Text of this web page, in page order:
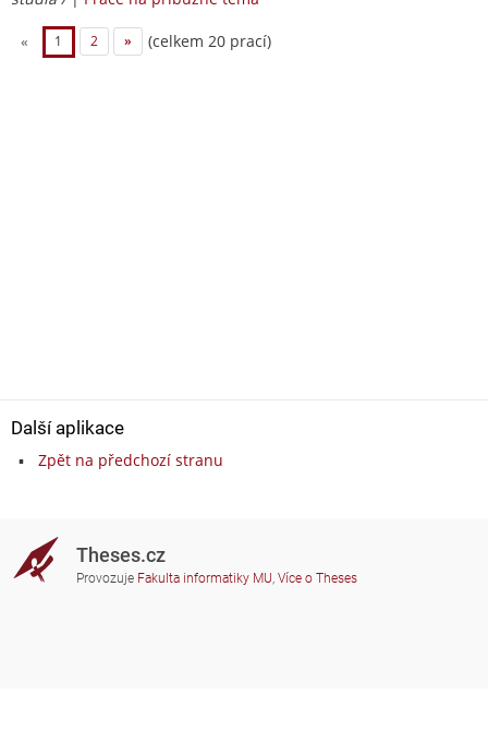
« 1 2 » (celkem 20 prací)
Další aplikace
Zpět na předchozí stranu
Theses.cz
Provozuje Fakulta informatiky MU, Více o Theses